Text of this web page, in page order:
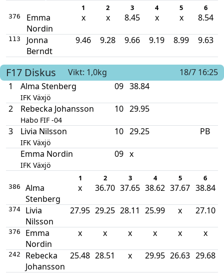
1 2 3 4 5 6
376
Emma
Nordin
x x 8.45 x x 8.54
113
Jonna
Berndt
9.46 9.28 9.66 9.19 8.99 9.63
F17 Diskus Vikt: 1,0kg
18/7 16:25
1
Alma Stenberg
IFK Växjö
09 38.84
2 Rebecka Johansson
Habo FIF -04
10 29.95
3 Livia Nilsson
IFK Växjö
10 29.25 PB
Emma Nordin
IFK Växjö
09 x
1 2 3 4 5 6
386
Alma
Stenberg
x 36.70 37.65 38.62 37.67 38.84
374
Livia
Nilsson
27.95 29.25 28.11 25.99 x 27.10
376
Emma
Nordin
x x x x x x
242
Rebecka
Johansson
25.48 28.51 x 29.95 26.63 29.68